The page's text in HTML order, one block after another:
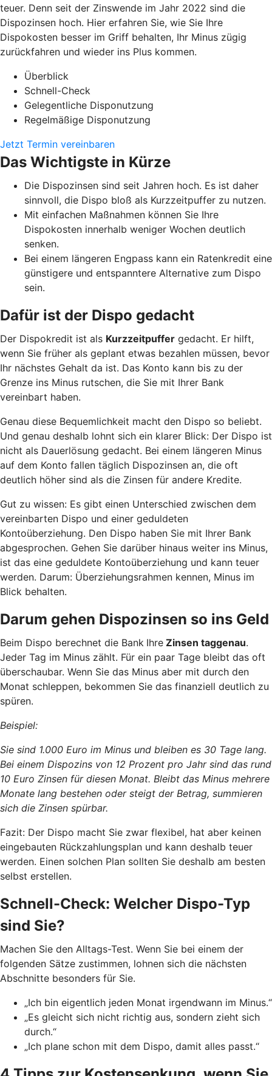
teuer. Denn seit der Zinswende im Jahr 2022 sind die
Dispozinsen hoch. Hier erfahren Sie, wie Sie Ihre
Dispokosten besser im Griff behalten, Ihr Minus zügig
zurückfahren und wieder ins Plus kommen.
Überblick
Schnell-Check
Gelegentliche Disponutzung
Regelmäßige Disponutzung
Jetzt Termin vereinbaren
Das Wichtigste in Kürze
Die Dispozinsen sind seit Jahren hoch. Es ist daher
sinnvoll, die Dispo bloß als Kurzzeitpuffer zu nutzen.
Mit einfachen Maßnahmen können Sie Ihre
Dispokosten innerhalb weniger Wochen deutlich
senken.
Bei einem längeren Engpass kann ein Ratenkredit eine
günstigere und entspanntere Alternative zum Dispo
sein.
Dafür ist der Dispo gedacht
Der Dispokredit ist als Kurzzeitpuffer gedacht. Er hilft,
wenn Sie früher als geplant etwas bezahlen müssen, bevor
Ihr nächstes Gehalt da ist. Das Konto kann bis zu der
Grenze ins Minus rutschen, die Sie mit Ihrer Bank
vereinbart haben.
Genau diese Bequemlichkeit macht den Dispo so beliebt.
Und genau deshalb lohnt sich ein klarer Blick: Der Dispo ist
nicht als Dauerlösung gedacht. Bei einem längeren Minus
auf dem Konto fallen täglich Dispozinsen an, die oft
deutlich höher sind als die Zinsen für andere Kredite.
Gut zu wissen: Es gibt einen Unterschied zwischen dem
vereinbarten Dispo und einer geduldeten
Kontoüberziehung. Den Dispo haben Sie mit Ihrer Bank
abgesprochen. Gehen Sie darüber hinaus weiter ins Minus,
ist das eine geduldete Kontoüberziehung und kann teuer
werden. Darum: Überziehungsrahmen kennen, Minus im
Blick behalten.
Darum gehen Dispozinsen so ins Geld
Beim Dispo berechnet die Bank Ihre Zinsen taggenau.
Jeder Tag im Minus zählt. Für ein paar Tage bleibt das oft
überschaubar. Wenn Sie das Minus aber mit durch den
Monat schleppen, bekommen Sie das finanziell deutlich zu
spüren.
Beispiel:
Sie sind 1.000 Euro im Minus und bleiben es 30 Tage lang.
Bei einem Dispozins von 12 Prozent pro Jahr sind das rund
10 Euro Zinsen für diesen Monat. Bleibt das Minus mehrere
Monate lang bestehen oder steigt der Betrag, summieren
sich die Zinsen spürbar.
Fazit: Der Dispo macht Sie zwar flexibel, hat aber keinen
eingebauten Rückzahlungsplan und kann deshalb teuer
werden. Einen solchen Plan sollten Sie deshalb am besten
selbst erstellen.
Schnell-Check: Welcher Dispo-Typ
sind Sie?
Machen Sie den Alltags-Test. Wenn Sie bei einem der
folgenden Sätze zustimmen, lohnen sich die nächsten
Abschnitte besonders für Sie.
„Ich bin eigentlich jeden Monat irgendwann im Minus.“
„Es gleicht sich nicht richtig aus, sondern zieht sich
durch.“
„Ich plane schon mit dem Dispo, damit alles passt.“